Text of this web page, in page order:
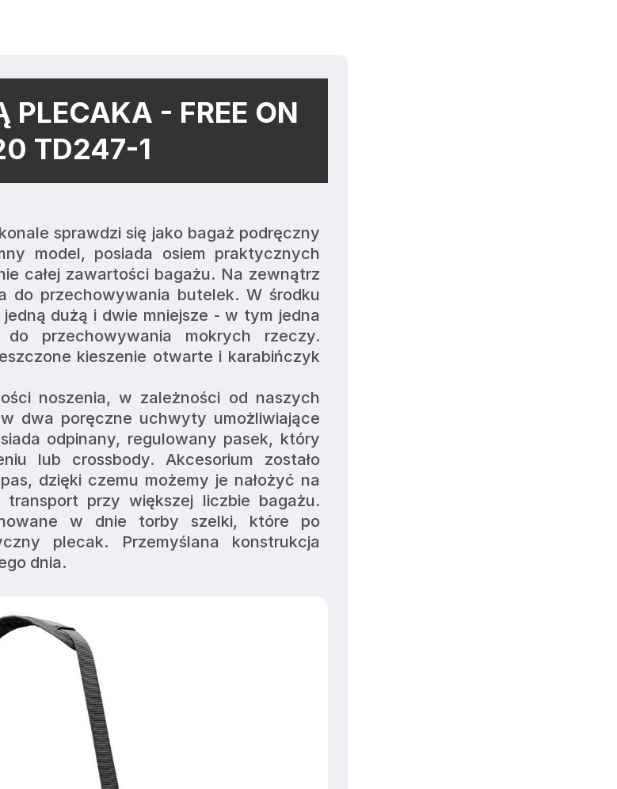
PLECAKA - FREE ON
TD247-1
sprawdzi się jako bagaż podręczny
model, posiada osiem praktycznych
całej zawartości bagażu. Na zewnątrz
do przechowywania butelek. W środku
dużą i dwie mniejsze - w tym jedna
przechowywania mokrych rzeczy.
kieszenie otwarte i karabińczyk
noszenia, w zależności od naszych
dwa poręczne uchwyty umożliwiające
odpinany, regulowany pasek, który
lub crossbody. Akcesorium zostało
dzięki czemu możemy je nałożyć na
przy większej liczbie bagażu.
w dnie torby szelki, które po
plecak. Przemyślana konstrukcja
dnia.